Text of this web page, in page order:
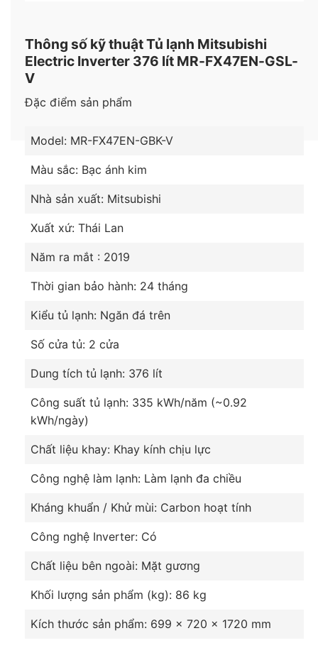
Khử mùi, kháng khuẩn tốt
Tủ lạnh Mitsubishi Electric 376 lít MR-FX47EN-GSL-
trùng và khử mùi luồng khí lạnh lưu thông trong tủ.
Thành tủ và đệm cửa kháng khuẩn phân tử bạc.
Khay kính chịu lực
Tủ lạnh có hệ thống khay đựng và ngăn chứa linh
hoạt, khay đá xoay di động tiện dụng, đèn LED
đến 100 kg và dễ dàng chùi rửa.
Thông số kỹ thuật Tủ lạnh Mitsubishi
Electric Inverter 376 lít MR-FX47EN-GSL-
V
Đặc điểm sản phẩm
Model: MR-FX47EN-GBK-V
Màu sắc: Bạc ánh kim
Nhà sản xuất: Mitsubishi
Xuất xứ: Thái Lan
Năm ra mắt : 2019
Thời gian bảo hành: 24 tháng
Kiểu tủ lạnh: Ngăn đá trên
Số cửa tủ: 2 cửa
Dung tích tủ lạnh: 376 lít
Công suất tủ lạnh: 335 kWh/năm (~0.92
kWh/ngày)
Chất liệu khay: Khay kính chịu lực
Công nghệ làm lạnh: Làm lạnh đa chiều
Kháng khuẩn / Khử mùi: Carbon hoạt tính
Công nghệ Inverter: Có
Chất liệu bên ngoài: Mặt gương
Khối lượng sản phẩm (kg): 86 kg
Kích thước sản phẩm: 699 x 720 x 1720 mm